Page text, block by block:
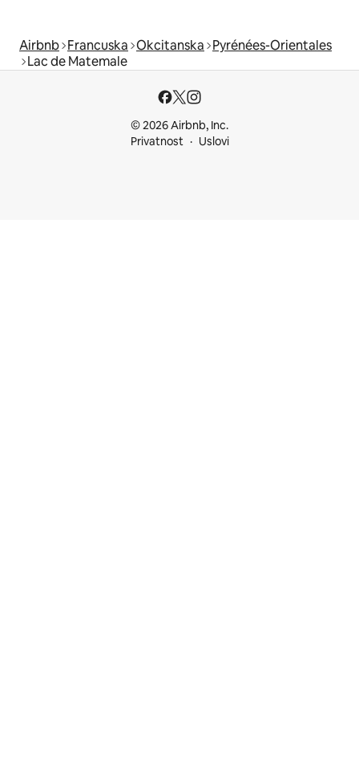
Airbnb Francuska Okcitanska Pyrénées-Orientales
Lac de Matemale
© 2026 Airbnb, Inc.
Privatnost
Uslovi